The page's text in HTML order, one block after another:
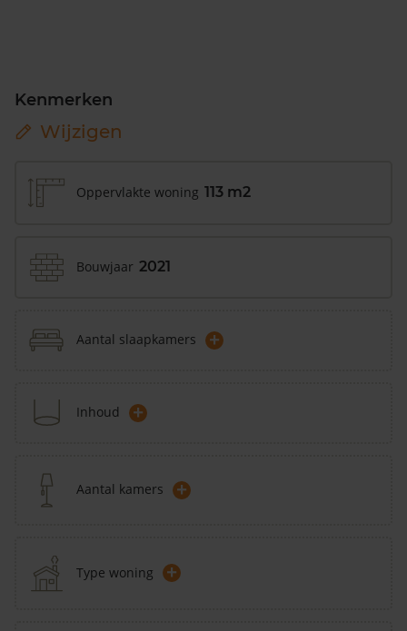
Kenmerken
Wijzigen
Oppervlakte woning 113 m2
Bouwjaar 2021
Aantal slaapkamers +
Inhoud +
Aantal kamers +
Type woning +